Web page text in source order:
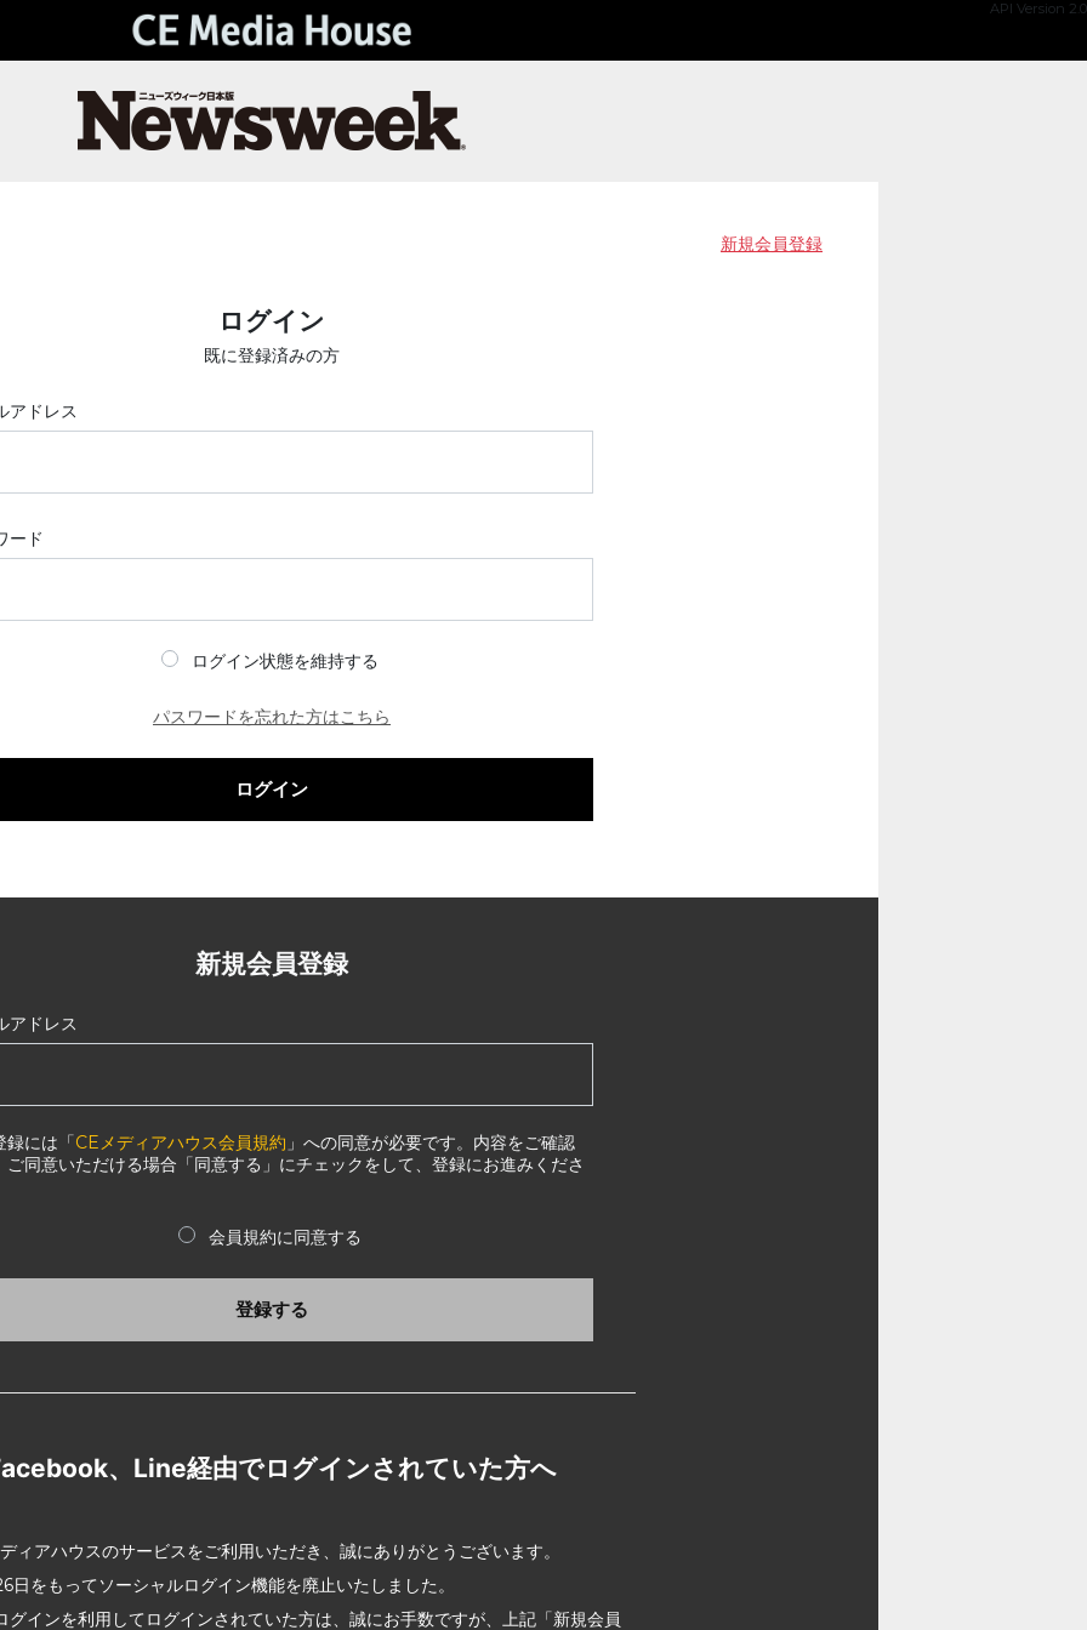
API Version 2.0
新規会員登録
ログイン
既に登録済みの方
アドレス
ード
ログイン状態を維持する
パスワードを忘れた方はこちら
ログイン
新規会員登録
アドレス
録には「CEメディアハウス会員規約 」への同意が必要です。内容をご確認
ご同意いただける場合「同意する」にチェックをして、登録にお進みくださ
会員規約に同意する
登録する
、Line経由でログインされていた方へ
ィアハウスのサービスをご利用いただき、誠にありがとうございます。
日をもってソーシャルログイン機能を廃止いたしました。
グインを利用してログインされていた方は、誠にお手数ですが、上記「新規会員